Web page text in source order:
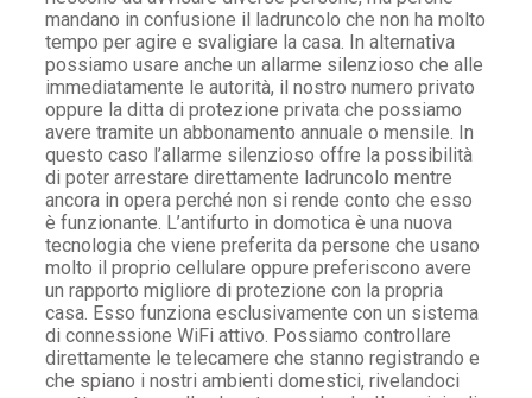
mandano in confusione il ladruncolo che non ha molto
tempo per agire e svaligiare la casa. In alternativa
possiamo usare anche un allarme silenzioso che alle
immediatamente le autorità, il nostro numero privato
oppure la ditta di protezione privata che possiamo
avere tramite un abbonamento annuale o mensile. In
questo caso l’allarme silenzioso offre la possibilità
di poter arrestare direttamente ladruncolo mentre
ancora in opera perché non si rende conto che esso
è funzionante. L’antifurto in domotica è una nuova
tecnologia che viene preferita da persone che usano
molto il proprio cellulare oppure preferiscono avere
un rapporto migliore di protezione con la propria
casa. Esso funziona esclusivamente con un sistema
di connessione WiFi attivo. Possiamo controllare
direttamente le telecamere che stanno registrando e
che spiano i nostri ambienti domestici, rivelandoci